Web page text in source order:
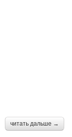
читать дальше →